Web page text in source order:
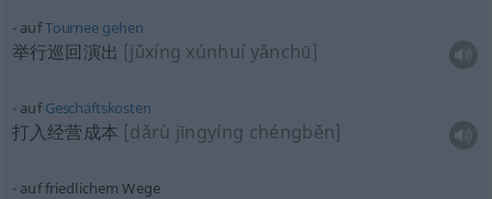
aufTournee gehen
举行巡回演出 [jǔxíng xúnhuí yǎnchū]
aufGeschäftskosten
打入经营成本 [dǎrù jīngyíng chéngběn]
auf friedlichem Wege